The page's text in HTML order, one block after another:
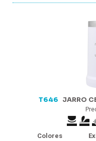
T646 JARRO
Colores